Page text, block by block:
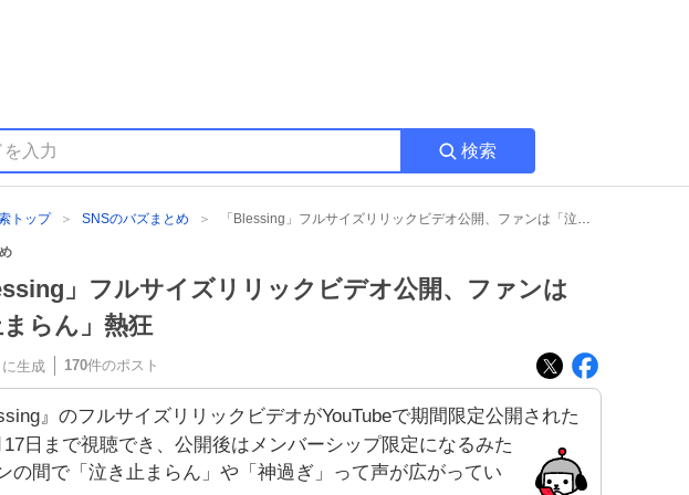
検索
トップ SNSのバズまとめ 「Blessing」フルサイズリリックビデオ公開、ファンは「泣き止まらん」熱狂
」フルサイズリリックビデオ公開、ファンは
まらん」熱狂
に生成 170件のポスト
』のフルサイズリリックビデオがYouTubeで期間限定公開された
17日まで視聴でき、公開後はメンバーシップ限定になるみた
の間で「泣き止まらん」や「神過ぎ」って声が広がってい